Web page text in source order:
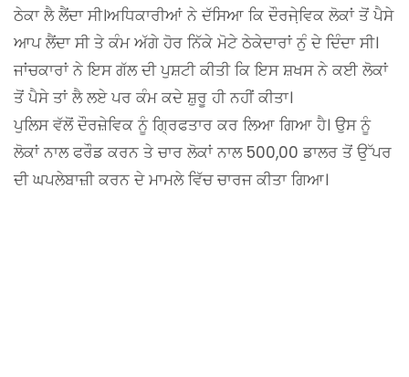
ਠੇਕਾ ਲੈ ਲੈਂਦਾ ਸੀ।ਅਧਿਕਾਰੀਆਂ ਨੇ ਦੱਸਿਆ ਕਿ ਦੌਰਜੇ਼ਵਿਕ ਲੋਕਾਂ ਤੋਂ ਪੈਸੇ
ਆਪ ਲੈਂਦਾ ਸੀ ਤੇ ਕੰਮ ਅੱਗੇ ਹੋਰ ਨਿੱਕੇ ਮੋਟੇ ਠੇਕੇਦਾਰਾਂ ਨੁੰ ਦੇ ਦਿੰਦਾ ਸੀ।
ਜਾਂਚਕਾਰਾਂ ਨੇ ਇਸ ਗੱਲ ਦੀ ਪੁਸ਼ਟੀ ਕੀਤੀ ਕਿ ਇਸ ਸ਼ਖਸ ਨੇ ਕਈ ਲੋਕਾਂ
ਤੋਂ ਪੈਸੇ ਤਾਂ ਲੈ ਲਏ ਪਰ ਕੰਮ ਕਦੇ ਸ਼ੁਰੂ ਹੀ ਨਹੀਂ ਕੀਤਾ।
ਪੁਲਿਸ ਵੱਲੋਂ ਦੌਰਜ਼ੇਵਿਕ ਨੂੰ ਗ੍ਰਿਫਤਾਰ ਕਰ ਲਿਆ ਗਿਆ ਹੈ। ਉਸ ਨੂੰ
ਲੋਕਾਂ ਨਾਲ ਫਰੌਡ ਕਰਨ ਤੇ ਚਾਰ ਲੋਕਾਂ ਨਾਲ 500,00 ਡਾਲਰ ਤੋਂ ਉੱਪਰ
ਦੀ ਘਪਲੇਬਾਜ਼ੀ ਕਰਨ ਦੇ ਮਾਮਲੇ ਵਿੱਚ ਚਾਰਜ ਕੀਤਾ ਗਿਆ।